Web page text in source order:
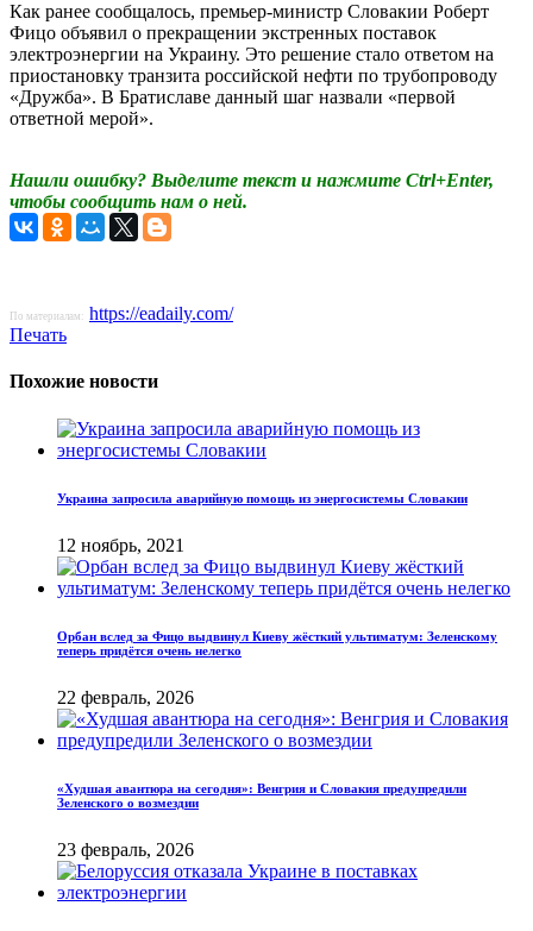
Как ранее сообщалось, премьер-министр Словакии Роберт
Фицо объявил о прекращении экстренных поставок
электроэнергии на Украину. Это решение стало ответом на
приостановку транзита российской нефти по трубопроводу
«Дружба». В Братиславе данный шаг назвали «первой
ответной мерой».
Нашли ошибку? Выделите текст и нажмите Ctrl+Enter,
чтобы сообщить нам о ней.
По материалам: https://eadaily.com/
Печать
Похожие новости
Украина запросила аварийную помощь из энергосистемы Словакии
12 ноябрь, 2021
Орбан вслед за Фицо выдвинул Киеву жёсткий ультиматум: Зеленскому
теперь придётся очень нелегко
22 февраль, 2026
«Худшая авантюра на сегодня»: Венгрия и Словакия предупредили
Зеленского о возмездии
23 февраль, 2026